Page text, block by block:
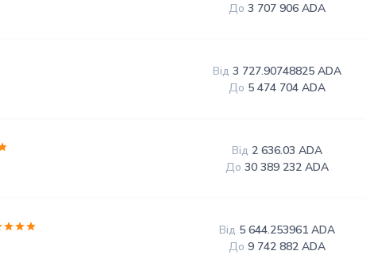
До 3 707 906 ADA
Від 3 727.90748825 ADA
До 5 474 704 ADA
Від 2 636.03 ADA
До 30 389 232 ADA
Від 5 644.253961 ADA
До 9 742 882 ADA